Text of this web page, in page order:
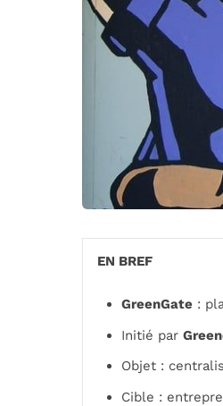
EN BREF
GreenGate :
Initié par
Objet :
Cible :